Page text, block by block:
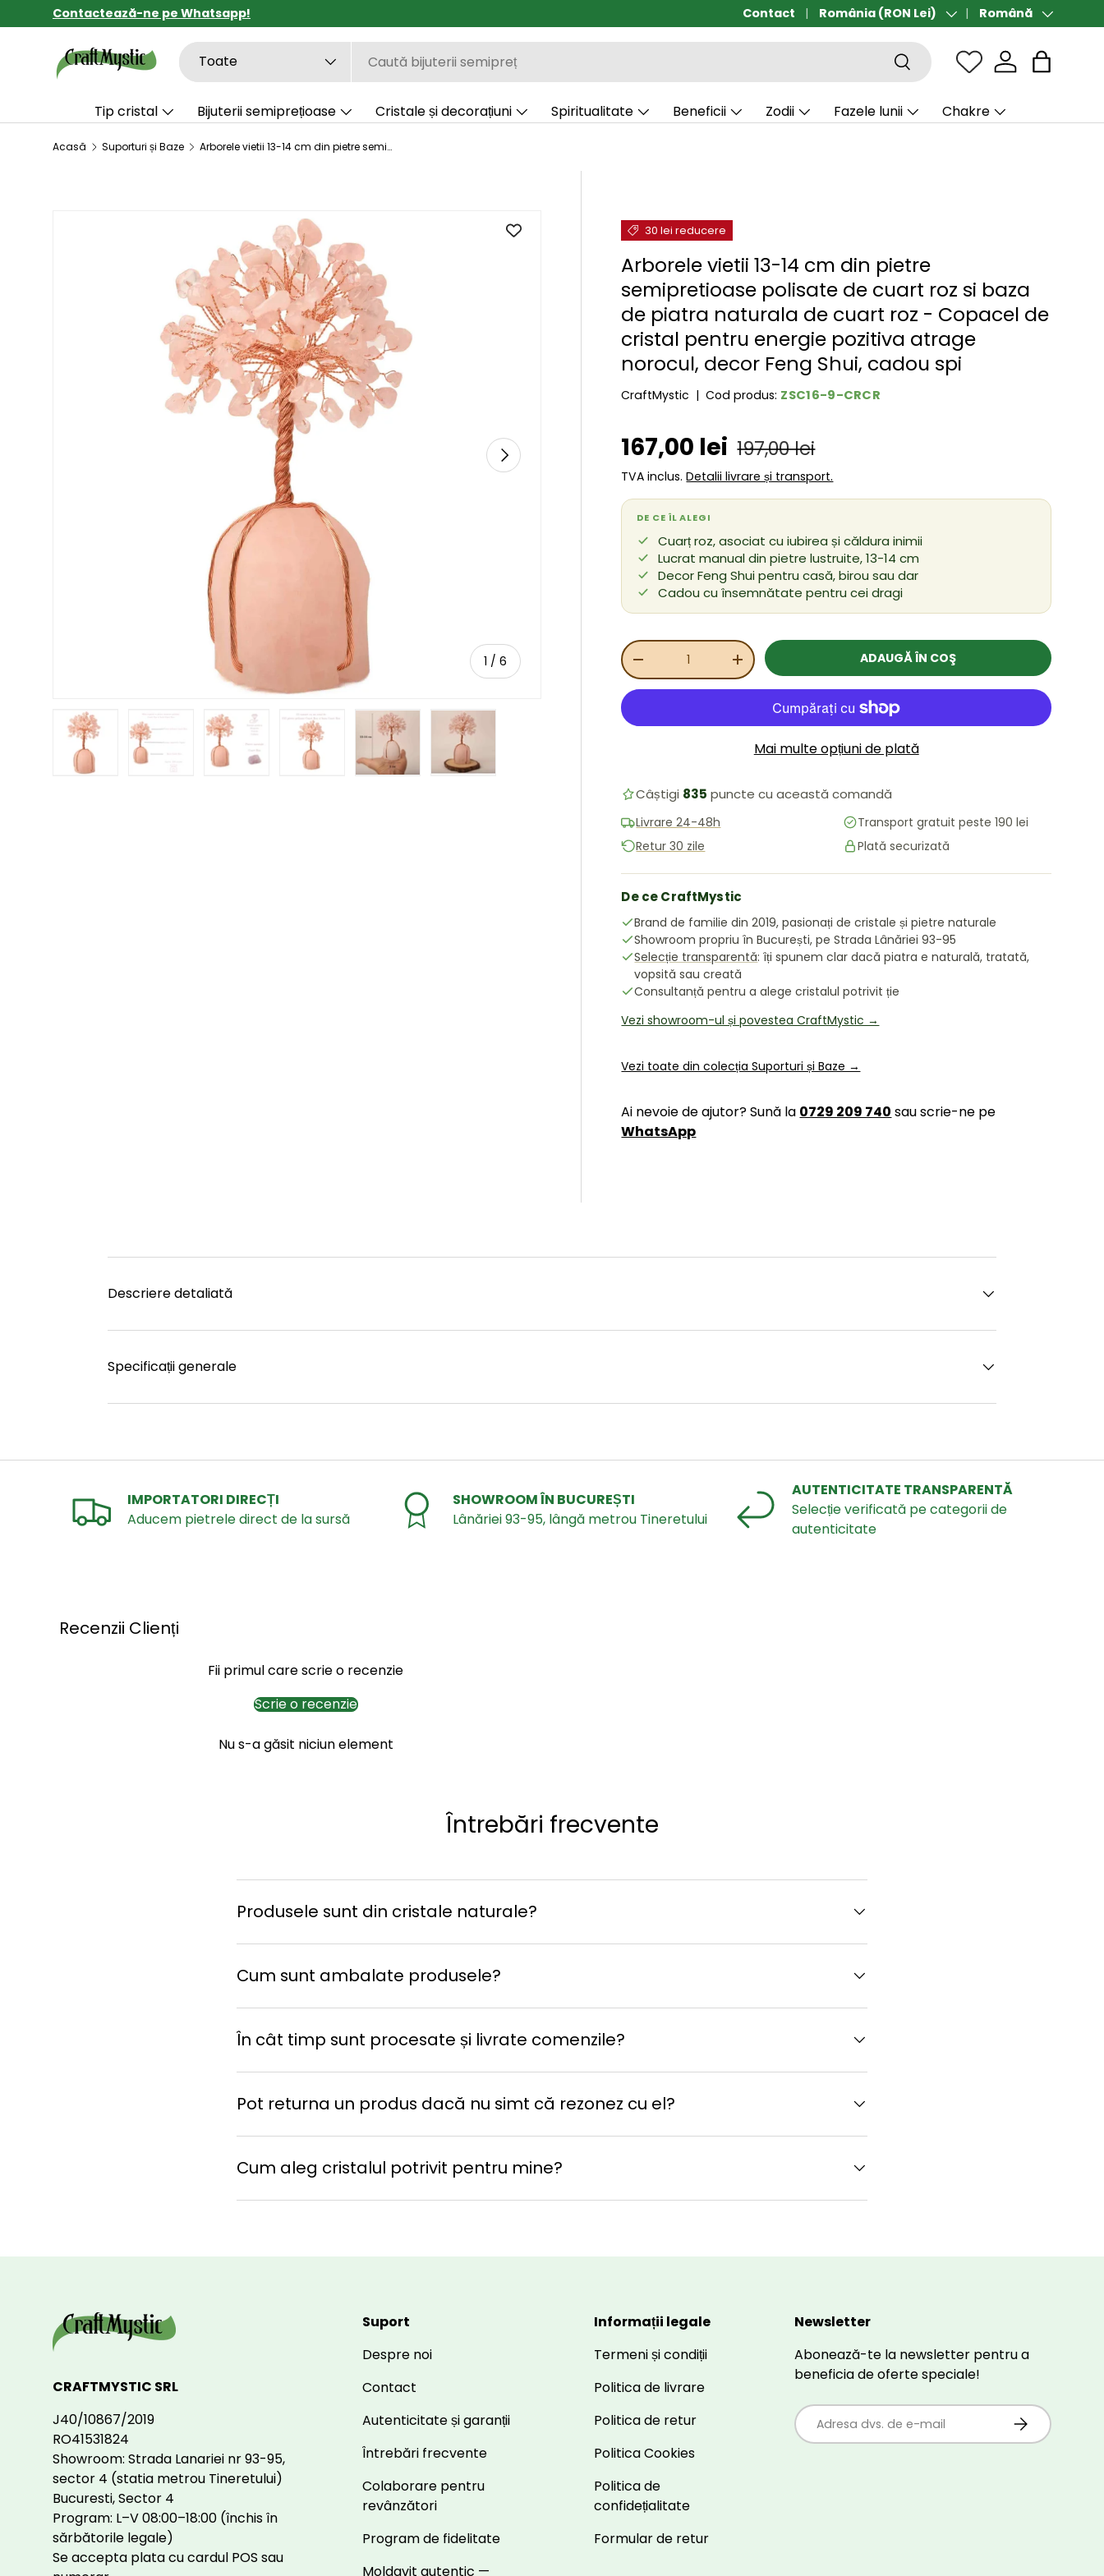
SARI LA CONȚINUT
Contactează-ne pe Whatsapp! Transport gratuit de la 190 lei
Contact Țară/Regiune
România (RON Lei) LimbăRomână
Căutare
Tipul de produs
Toate Căutare Sac
Tip cristal Bijuterii semiprețioase Cristale și decorațiuni Spiritualitate Beneficii Zodii Fazele lunii
Chakre
Acasă Suporturi și Baze Arborele vietii 13-14 cm din pietre semipretioase polisate de cuart roz si baza de piatra naturala de cuart roz - Copacel de cristal pentru energie pozitiva atrage norocul, decor Feng Shui, cadou spi
SARI LA INFORMAȚIILE DESPRE PRODUS
1 /de
6
URMĂTORUL
Încărcați imaginea 5 în vizualizarea galeriei
Încărcați imaginea 6 în vizualizarea galeriei
30 lei reducere
Arborele vietii 13-14 cm din pietre
semipretioase polisate de cuart roz si baza
de piatra naturala de cuart roz - Copacel de
cristal pentru energie pozitiva atrage
norocul, decor Feng Shui, cadou spi
CraftMystic |Cod produs: ZSC16-9-CRCR
Preț de vânzare
167,00 lei Preț obișnuit
197,00 lei
TVA inclus.Detalii livrare și transport.
DE CE ÎL ALEGI
Cuarț roz, asociat cu iubirea și căldura inimii
Lucrat manual din pietre lustruite, 13-14 cm
Decor Feng Shui pentru casă, birou sau dar
Cadou cu însemnătate pentru cei dragi
Cant.
REDUCEȚI CANTITATEAMĂRIȚI CANTITATEA ADAUGĂ ÎN COŞ
Mai multe opțiuni de plată
Câștigi 835 puncte cu această comandă
Livrare 24-48h
Transport gratuit peste 190 lei
Retur 30 zile
Plată securizată
De ce CraftMystic
Brand de familie din 2019, pasionați de cristale și pietre naturale
Showroom propriu în București, pe Strada Lânăriei 93-95
Selecție transparentă: îți spunem clar dacă piatra e naturală, tratată,
vopsită sau creată
Consultanță pentru a alege cristalul potrivit ție
Vezi showroom-ul și povestea CraftMystic →
Vezi toate din colecția Suporturi și Baze →
Ai nevoie de ajutor? Sună la 0729 209 740 sau scrie-ne pe
WhatsApp
Descriere detaliată
Specificații generale
IMPORTATORI DIRECȚI
Aducem pietrele direct de la sursă
SHOWROOM ÎN BUCUREȘTI
Lânăriei 93-95, lângă metrou Tineretului
AUTENTICITATE TRANSPARENTĂ
Selecție verificată pe categorii de
autenticitate
Recenzii Clienți
Fii primul care scrie o recenzie
Scrie o recenzie
Nu s-a găsit niciun element
Întrebări frecvente
Produsele sunt din cristale naturale?
Cum sunt ambalate produsele?
În cât timp sunt procesate și livrate comenzile?
Pot returna un produs dacă nu simt că rezonez cu el?
Cum aleg cristalul potrivit pentru mine?
CRAFTMYSTIC SRL
J40/10867/2019
RO41531824
Showroom: Strada Lanariei nr 93-95,
sector 4 (statia metrou Tineretului)
Bucuresti, Sector 4
Program: L–V 08:00–18:00 (închis în
sărbătorile legale)
Se accepta plata cu cardul POS sau
Suport
Despre noi
Contact
Autenticitate și garanții
Întrebări frecvente
Colaborare pentru
revânzători
Program de fidelitate
Moldavit autentic —
Informații legale
Termeni și condiții
Politica de livrare
Politica de retur
Politica Cookies
Politica de
confidețialitate
Formular de retur
Newsletter
Abonează-te la newsletter pentru a
beneficia de oferte speciale!
E-mail ABONEAZĂ-TE